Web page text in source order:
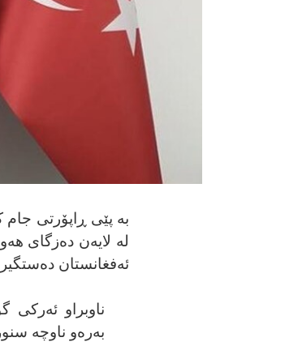
بە پێی ڕاپۆرتی جام
لە لایەن دەزگای
ئەفغانستان
ناوبراو ئەرکی
بەرەو ناوچە